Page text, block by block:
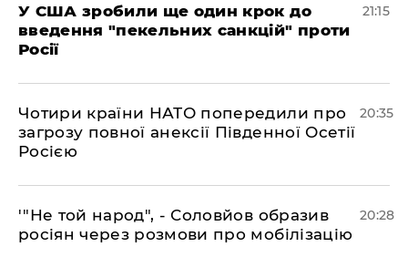
​У США зробили ще один крок до
введення "пекельних санкцій" проти
Росії
21:15
​Чотири країни НАТО попередили про
загрозу повної анексії Південної Осетії
Росією
20:35
​'"Не той народ", - Соловйов образив
росіян через розмови про мобілізацію
20:28